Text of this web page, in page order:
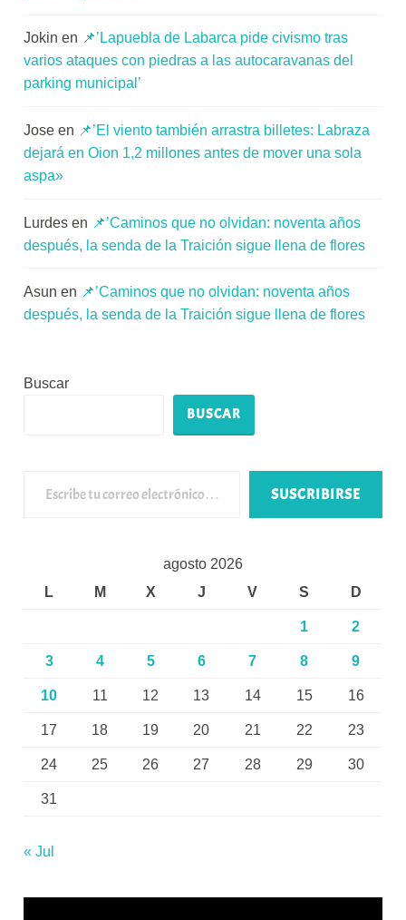
Jokin en 📌’Lapuebla de Labarca pide civismo tras
varios ataques con piedras a las autocaravanas del
parking municipal’
Jose en 📌’El viento también arrastra billetes: Labraza
dejará en Oion 1,2 millones antes de mover una sola
aspa»
Lurdes en 📌’Caminos que no olvidan: noventa años
después, la senda de la Traición sigue llena de flores
Asun en 📌’Caminos que no olvidan: noventa años
después, la senda de la Traición sigue llena de flores
Buscar
BUSCAR
SUSCRIBIRSE
agosto 2026
L
M X J V S D
1 2
3 4 5 6 7 8 9
10 11 12 13 14 15 16
17 18 19 20 21 22 23
24 25 26 27 28 29 30
31
« Jul